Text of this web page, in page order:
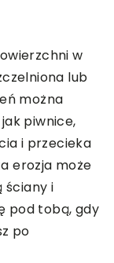
w
lub
można
piwnice,
i przecieka
erozja może
ściany i
pod tobą, gdy
po